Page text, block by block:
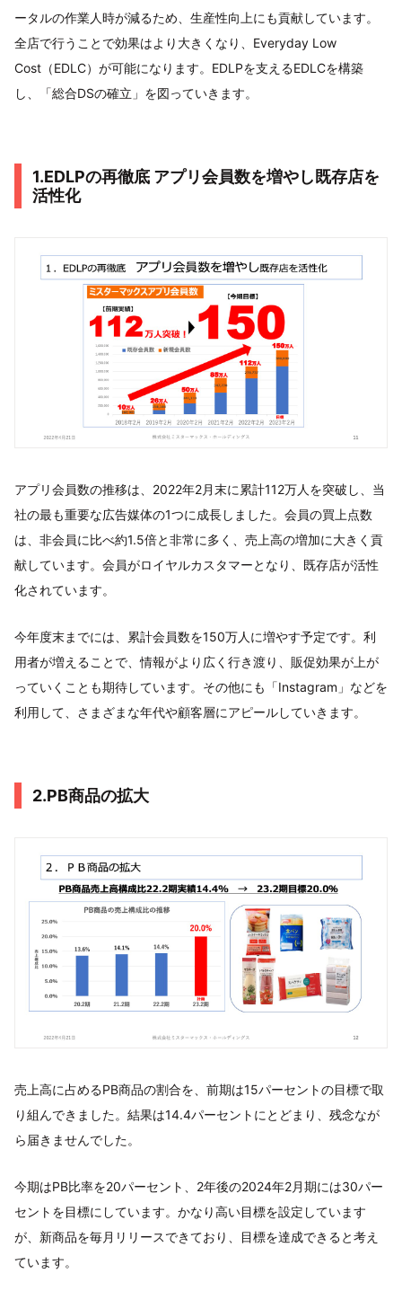
ータルの作業人時が減るため、生産性向上にも貢献しています。
全店で行うことで効果はより大きくなり、Everyday Low
Cost（EDLC）が可能になります。EDLPを支えるEDLCを構築
し、「総合DSの確立」を図っていきます。
1.EDLPの再徹底 アプリ会員数を増やし既存店を
活性化
アプリ会員数の推移は、2022年2月末に累計112万人を突破し、当
社の最も重要な広告媒体の1つに成長しました。会員の買上点数
は、非会員に比べ約1.5倍と非常に多く、売上高の増加に大きく貢
献しています。会員がロイヤルカスタマーとなり、既存店が活性
化されています。
今年度末までには、累計会員数を150万人に増やす予定です。利
用者が増えることで、情報がより広く行き渡り、販促効果が上が
っていくことも期待しています。その他にも「Instagram」などを
利用して、さまざまな年代や顧客層にアピールしていきます。
2.PB商品の拡大
売上高に占めるPB商品の割合を、前期は15パーセントの目標で取
り組んできました。結果は14.4パーセントにとどまり、残念なが
ら届きませんでした。
今期はPB比率を20パーセント、2年後の2024年2月期には30パー
セントを目標にしています。かなり高い目標を設定しています
が、新商品を毎月リリースできており、目標を達成できると考え
ています。